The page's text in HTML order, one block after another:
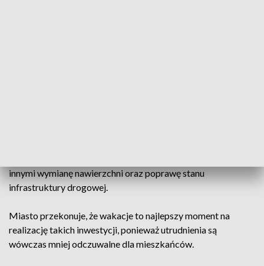
innymi wymianę nawierzchni oraz poprawę stanu
infrastruktury drogowej.
Miasto przekonuje, że wakacje to najlepszy moment na
realizację takich inwestycji, ponieważ utrudnienia są
wówczas mniej odczuwalne dla mieszkańców.